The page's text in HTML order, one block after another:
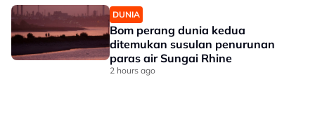
DUNIA
Bom perang dunia kedua
ditemukan susulan penurunan
paras air Sungai Rhine
2 hours ago